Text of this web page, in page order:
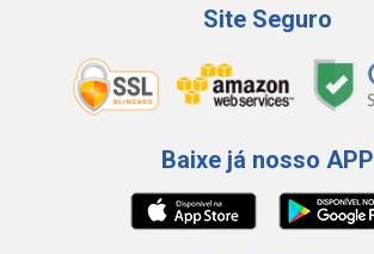
Site Seguro
Baixe já nosso APP